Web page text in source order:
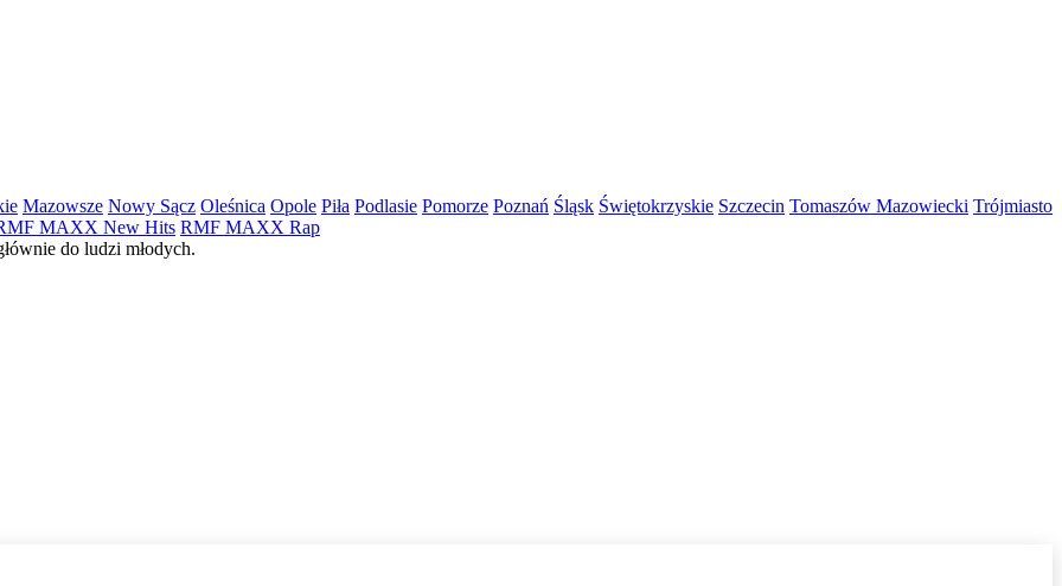
Mazowsze Nowy Sącz Oleśnica Opole Piła Podlasie Pomorze Poznań Śląsk Świętokrzyskie Szczecin Tomaszów Mazowiecki Trójmiasto
MAXX New Hits RMF MAXX Rap
do ludzi młodych.